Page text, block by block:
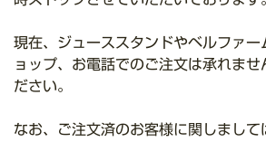
現在、ジューススタンドやベルファー
ョップ、お電話でのご注文は承れませ
ださい。
なお、ご注文済のお客様に関しまして